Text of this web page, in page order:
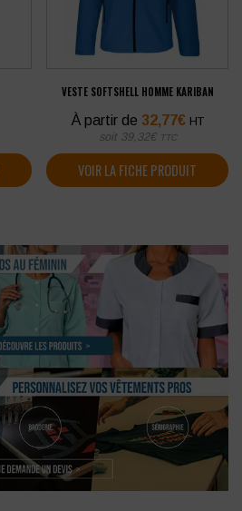
VESTE SOFTSHELL HOMME KARIBAN
À partir de 32,77€ HT
soit 39,32€ TTC
VOIR LA FICHE PRODUIT